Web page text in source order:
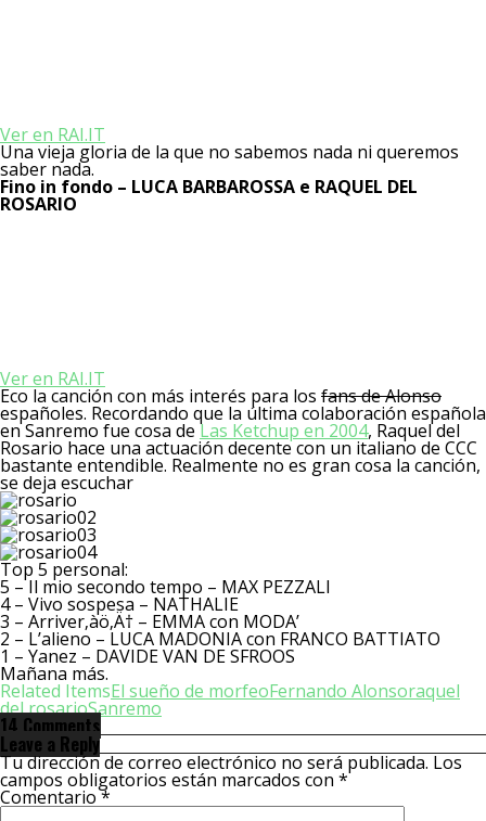
Ver en RAI.IT
Una vieja gloria de la que no sabemos nada ni queremos
saber nada.
Fino in fondo – LUCA BARBAROSSA e RAQUEL DEL
ROSARIO
Ver en RAI.IT
Eco la canción con más interés para los fans de Alonso
españoles. Recordando que la última colaboración española
en Sanremo fue cosa de Las Ketchup en 2004, Raquel del
Rosario hace una actuación decente con un italiano de CCC
bastante entendible. Realmente no es gran cosa la canción,
se deja escuchar
Top 5 personal:
5 – Il mio secondo tempo – MAX PEZZALI
4 – Vivo sospesa – NATHALIE
3 – Arriver‚àö‚Ä† – EMMA con MODA’
2 – L’alieno – LUCA MADONIA con FRANCO BATTIATO
1 – Yanez – DAVIDE VAN DE SFROOS
Mañana más.
Related ItemsEl sueño de morfeoFernando Alonsoraquel
del rosarioSanremo
14 Comments
Leave a Reply
Tu dirección de correo electrónico no será publicada. Los
campos obligatorios están marcados con *
Comentario*